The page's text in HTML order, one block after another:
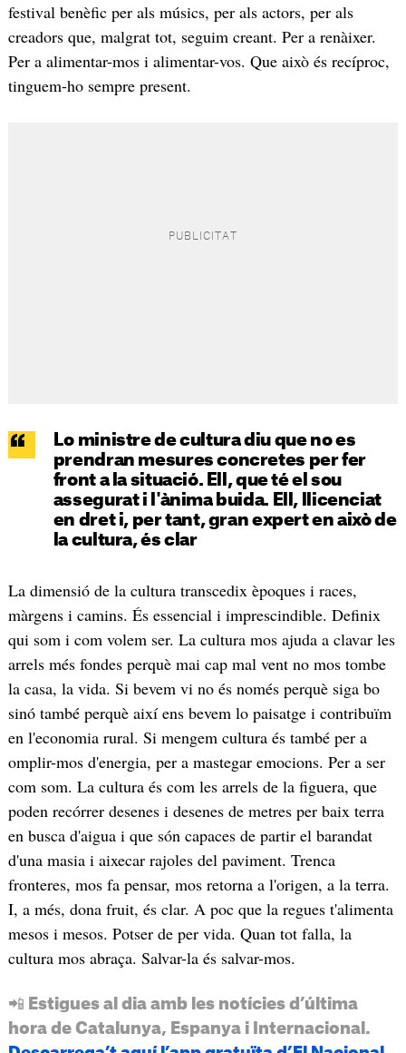
festival benèfic per als músics, per als actors, per als
creadors que, malgrat tot, seguim creant. Per a renàixer.
Per a alimentar-mos i alimentar-vos. Que això és recíproc,
tinguem-ho sempre present.
Lo ministre de cultura diu que no es
prendran mesures concretes per fer
front a la situació. Ell, que té el sou
assegurat i l'ànima buida. Ell, llicenciat
en dret i, per tant, gran expert en això de
la cultura, és clar
La dimensió de la cultura transcedix èpoques i races,
màrgens i camins. És essencial i imprescindible. Definix
qui som i com volem ser. La cultura mos ajuda a clavar les
arrels més fondes perquè mai cap mal vent no mos tombe
la casa, la vida. Si bevem vi no és només perquè siga bo
sinó també perquè així ens bevem lo paisatge i contribuïm
en l'economia rural. Si mengem cultura és també per a
omplir-mos d'energia, per a mastegar emocions. Per a ser
com som. La cultura és com les arrels de la figuera, que
poden recórrer desenes i desenes de metres per baix terra
en busca d'aigua i que són capaces de partir el barandat
d'una masia i aixecar rajoles del paviment. Trenca
fronteres, mos fa pensar, mos retorna a l'origen, a la terra.
I, a més, dona fruit, és clar. A poc que la regues t'alimenta
mesos i mesos. Potser de per vida. Quan tot falla, la
cultura mos abraça. Salvar-la és salvar-mos.
📲 Estigues al dia amb les notícies d’última
hora de Catalunya, Espanya i Internacional.